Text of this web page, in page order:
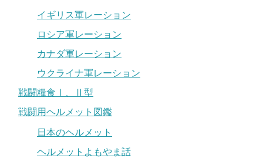
イギリス軍レーション
ロシア軍レーション
カナダ軍レーション
ウクライナ軍レーション
戦闘糧食Ⅰ、Ⅱ型
戦闘用ヘルメット図鑑
日本のヘルメット
ヘルメットよもやま話